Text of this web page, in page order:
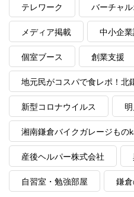
テレワーク バーチャ
メディア掲載 中小企
個室ブース 創業支援
地元民がコスパで食レポ！北
新型コロナウイルス
湘南鎌倉バイクガレージもの
産後ヘルパー株式会社
自習室・勉強部屋 鎌